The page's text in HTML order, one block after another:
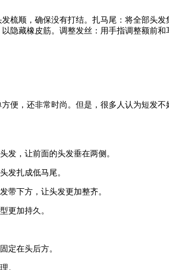
梳顺，确保没有打结。扎马尾：将全部头
隐藏橡皮筋。调整发丝：用手指调整额前
便，还非常时尚。但是，很多人认为短发
发，让前面的头发垂在两侧。
发扎成低马尾。
带下方，让头发更加整齐。
更加持久。
定在头后方。
。